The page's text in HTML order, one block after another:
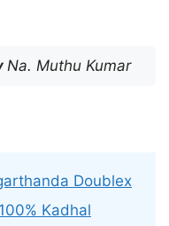
Na. Muthu Kumar
Doublex
Kadhal